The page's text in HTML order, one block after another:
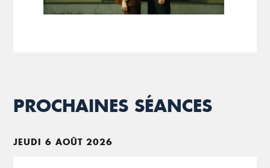
PROCHAINES SÉANCES
JEUDI 6 AOÛT 2026